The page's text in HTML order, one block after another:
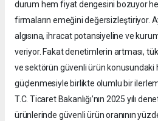
durum hem fiyat dengesini bozuyor
firmaların emeğini değersizleştiriyor.
algısına, ihracat potansiyeline ve
veriyor. Fakat denetimlerin artması,
ve sektörün güvenli ürün konusundaki
güçlenmesiyle birlikte olumlu bir
T.C. Ticaret Bakanlığı’nın 2025 yılı
ürünlerinde güvenli ürün oranının